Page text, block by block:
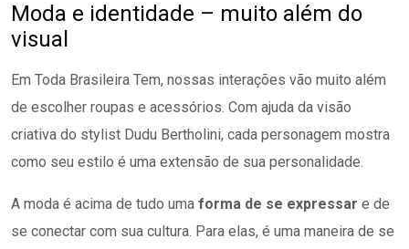
Moda e identidade – muito além do
visual
Em Toda Brasileira Tem, nossas interações vão muito além
de escolher roupas e acessórios. Com ajuda da visão
criativa do stylist Dudu Bertholini, cada personagem mostra
como seu estilo é uma extensão de sua personalidade.
A moda é acima de tudo uma forma de se expressar e de
se conectar com sua cultura. Para elas, é uma maneira de se